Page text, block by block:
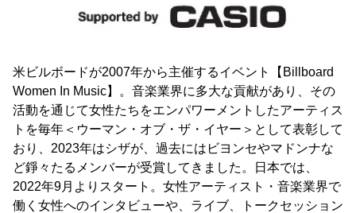
米ビルボードが2007年から主催するイベント【Billboard
Women In Music】。音楽業界に多大な貢献があり、その
活動を通じて女性たちをエンパワーメントしたアーティス
トを毎年＜ウーマン・オブ・ザ・イヤー＞として表彰して
おり、2023年はシザが、過去にはビヨンセやマドンナな
ど錚々たるメンバーが受賞してきました。日本では、
2022年9月よりスタート。女性アーティスト・音楽業界で
働く女性へのインタビューや、ライブ、トークセッション